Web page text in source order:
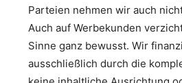
Parteien nehmen wir auch
Auch auf Werbekunden
Sinne ganz bewusst. Wir
ausschließlich durch die